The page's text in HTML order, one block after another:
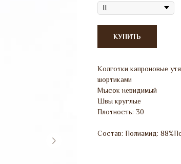
КУПИТЬ
Колготки капроновые
шортиками
Мысок невидимый
Швы круглые
Плотность: 30
Состав: Полиамид: